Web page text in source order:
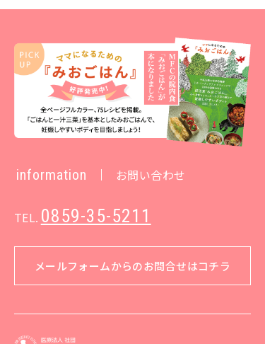
information お問い合わせ
TEL. 0859-35-5211
メールフォームからのお問合せはコチラ